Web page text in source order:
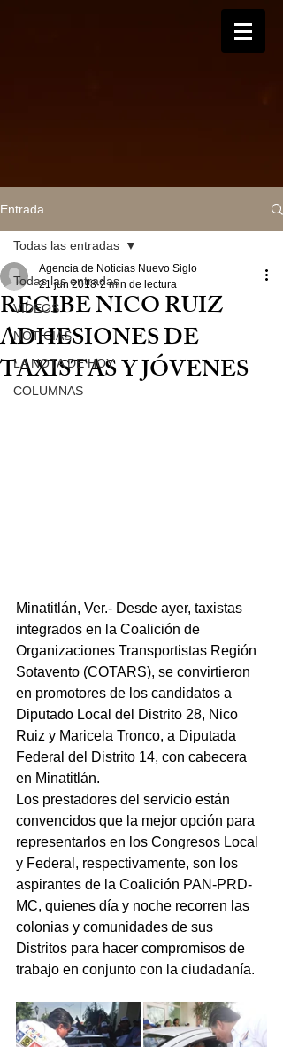
Entrada
Todas las entradas
VIDEOS
NOTICIAS
LA NOTA DE HOY
COLUMNAS
Todas las entradas
RECIBE NICO RUIZ
ADHESIONES DE
TAXISTAS Y JÓVENES
Agencia de Noticias Nuevo Siglo
21 jun 2018 2 min de lectura
Minatitlán, Ver.- Desde ayer, taxistas
integrados en la Coalición de
Organizaciones Transportistas Región
Sotavento (COTARS), se convirtieron
en promotores de los candidatos a
Diputado Local del Distrito 28, Nico
Ruiz y Maricela Tronco, a Diputada
Federal del Distrito 14, con cabecera
en Minatitlán.
Los prestadores del servicio están
convencidos que la mejor opción para
representarlos en los Congresos Local
y Federal, respectivamente, son los
aspirantes de la Coalición PAN-PRD-
MC, quienes día y noche recorren las
colonias y comunidades de sus
Distritos para hacer compromisos de
trabajo en conjunto con la ciudadanía.